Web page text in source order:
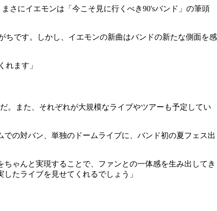
さにイエモンは「今こそ見に行くべき90'sバンド」の筆頭
ちです。しかし、イエモンの新曲はバンドの新たな側面を感
れます」
だ。また、それぞれが大規模なライブやツアーも予定してい
の対バン、単独のドームライブに、バンド初の夏フェス出
ゃんと実現することで、ファンとの一体感を生み出してき
たライブを見せてくれるでしょう」